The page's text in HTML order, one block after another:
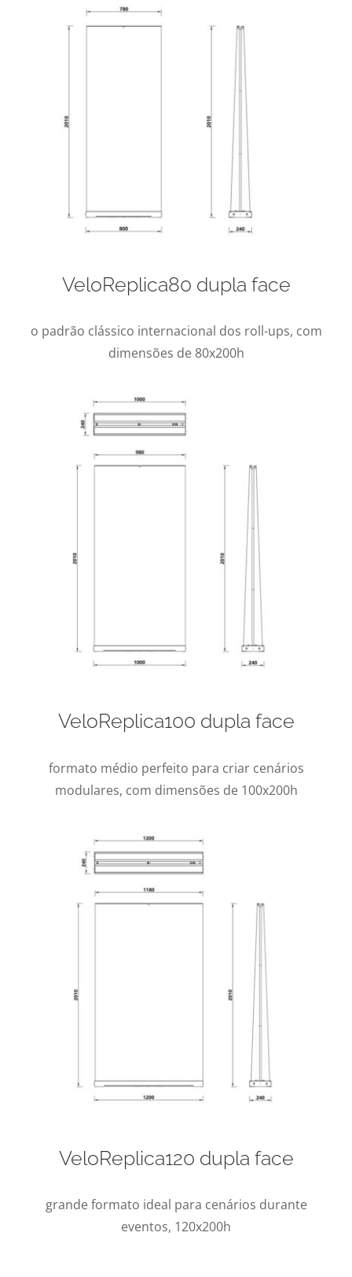
VeloReplica80 dupla face
o padrão clássico internacional dos roll-ups, com
dimensões de 80x200h
VeloReplica100 dupla face
formato médio perfeito para criar cenários
modulares, com dimensões de 100x200h
VeloReplica120 dupla face
grande formato ideal para cenários durante
eventos, 120x200h